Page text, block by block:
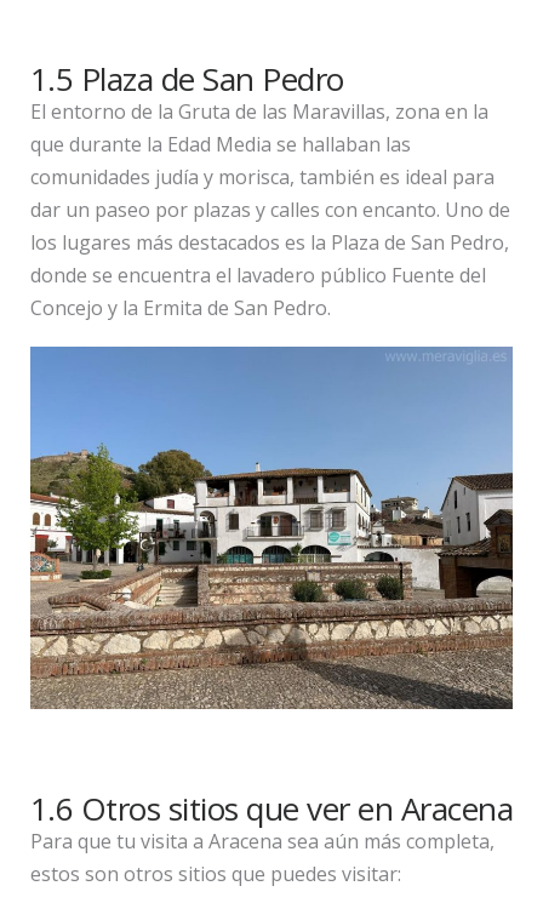
1.5 Plaza de San Pedro
El entorno de la Gruta de las Maravillas, zona en la
que durante la Edad Media se hallaban las
comunidades judía y morisca, también es ideal para
dar un paseo por plazas y calles con encanto. Uno de
los lugares más destacados es la Plaza de San Pedro,
donde se encuentra el lavadero público Fuente del
Concejo y la Ermita de San Pedro.
1.6 Otros sitios que ver en Aracena
Para que tu visita a Aracena sea aún más completa,
estos son otros sitios que puedes visitar: